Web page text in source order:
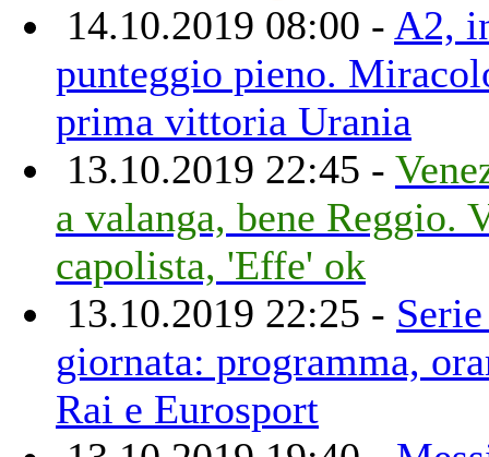
14.10.2019 08:00 - A2,
punteggio pieno.
prima vittoria Urania
13.10.2019 22:45 -
a valanga, bene Reggio.
capolista, 'Effe' ok
13.10.2019 22:25 -
giornata: programma,
Rai e Eurosport